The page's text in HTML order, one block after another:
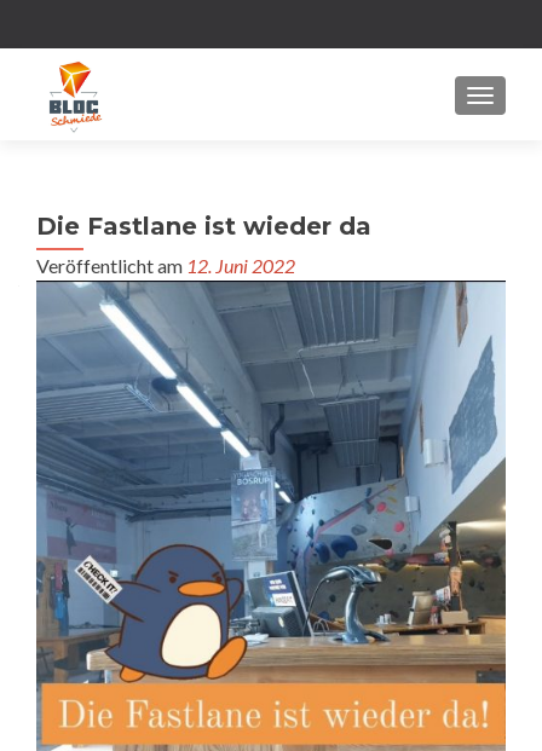
MENU
Die Fastlane ist wieder da
Veröffentlicht am 12. Juni 2022